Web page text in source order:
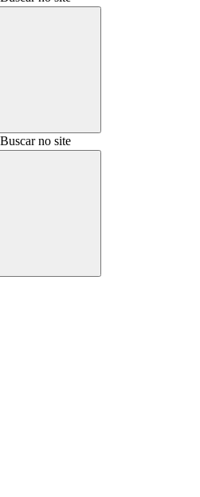
Buscar no site